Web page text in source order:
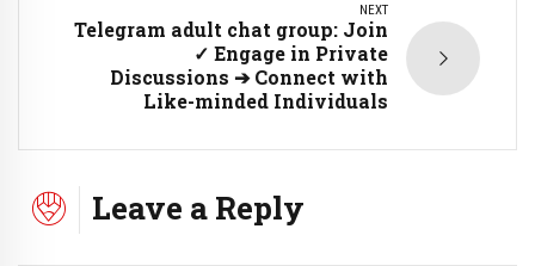
NEXT
Telegram adult chat group: Join
✓ Engage in Private
Discussions ➔ Connect with
Like-minded Individuals
Leave a Reply